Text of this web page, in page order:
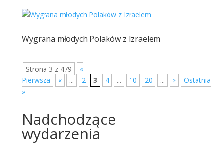
Wygrana młodych Polaków z Izraelem
Strona 3 z 479
«
Pierwsza
« ... 2 3 4 ... 10 20 ... »
Ostatnia
»
Nadchodzące
wydarzenia